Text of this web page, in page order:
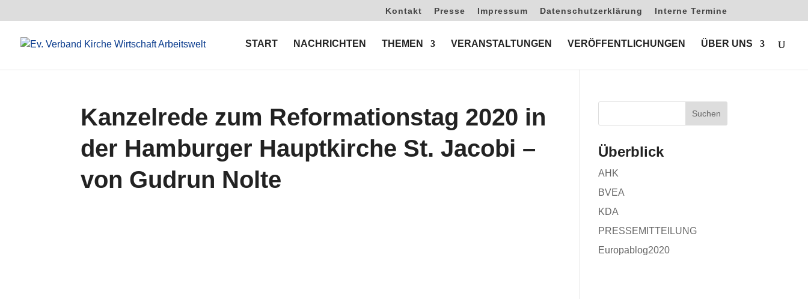
Kontakt Presse Impressum Datenschutzerklärung Interne Termine
START NACHRICHTEN THEMEN VERANSTALTUNGEN VERÖFFENTLICHUNGEN ÜBER UNS
Kanzelrede zum Reformationstag 2020 in
der Hamburger Hauptkirche St. Jacobi –
von Gudrun Nolte
Überblick
AHK
BVEA
KDA
PRESSEMITTEILUNG
Europablog2020